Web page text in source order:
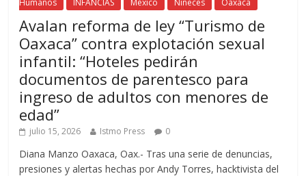
Avalan reforma de ley “Turismo de
Oaxaca” contra explotación sexual
infantil: “Hoteles pedirán
documentos de parentesco para
ingreso de adultos con menores de
edad”
julio 15, 2026 Istmo Press 0
Diana Manzo Oaxaca, Oax.- Tras una serie de denuncias,
presiones y alertas hechas por Andy Torres, hacktivista del